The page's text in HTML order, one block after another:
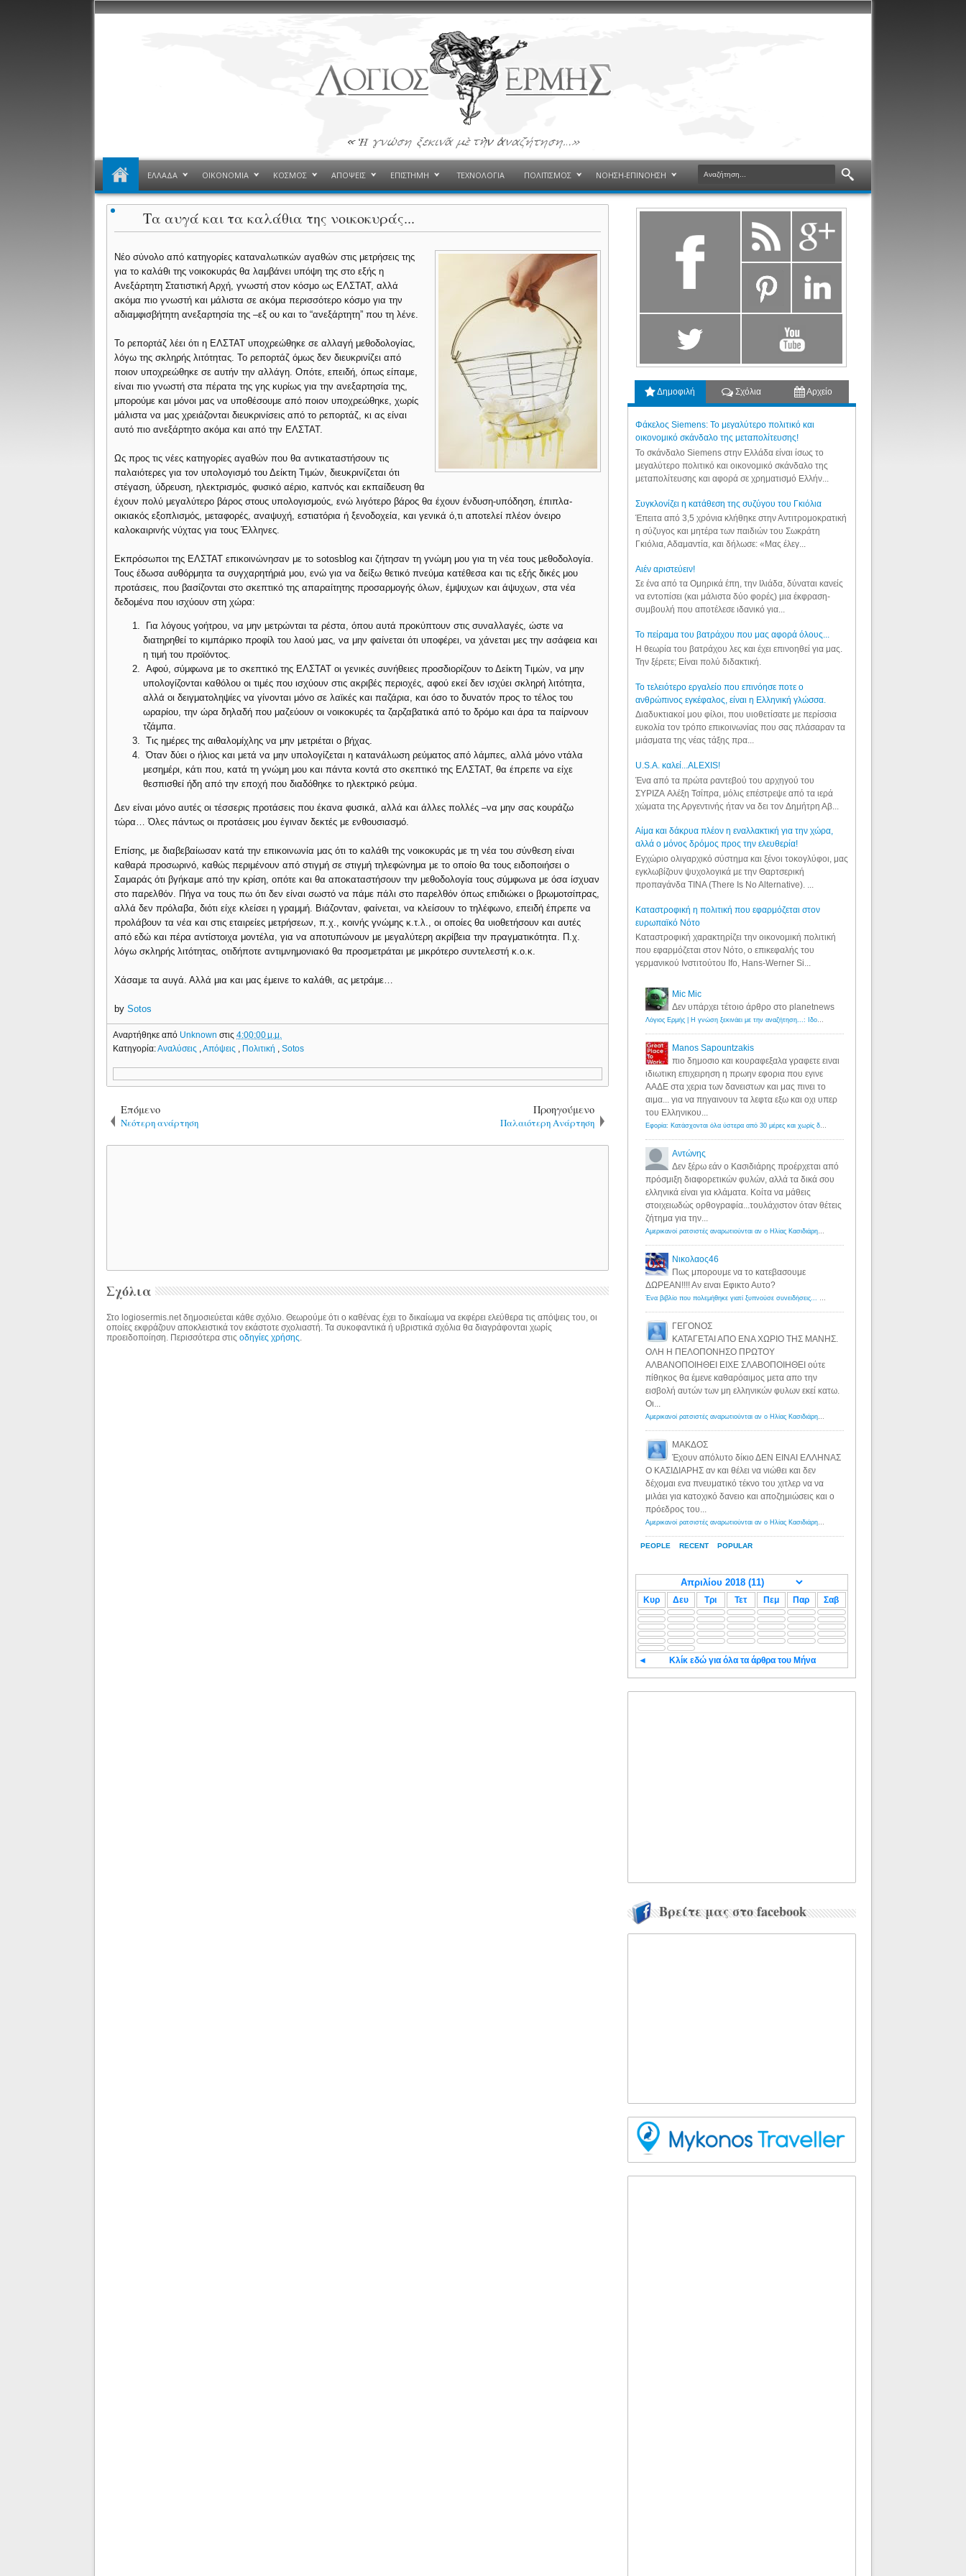
ΕΛΛΑΔΑ ΟΙΚΟΝΟΜΙΑ ΚΟΣΜΟΣ ΑΠΟΨΕΙΣ ΕΠΙΣΤΗΜΗ ΤΕΧΝΟΛΟΓΙΑ ΠΟΛΙΤΙΣΜΟΣ ΝΟΗΣΗ-ΕΠΙΝΟΗΣΗ
Τα αυγά και τα καλάθια της νοικοκυράς...
Νέo σύνολο από κατηγορίες καταναλωτικών αγαθών στις μετρήσεις της
για το καλάθι της νοικοκυράς θα λαμβάνει υπόψη της στο εξής η
Ανεξάρτητη Στατιστική Αρχή, γνωστή στον κόσμο ως ΕΛΣΤΑΤ, αλλά
ακόμα πιο γνωστή και μάλιστα σε ακόμα περισσότερο κόσμο για την
αδιαμφισβήτητη ανεξαρτησία της –εξ ου και το “ανεξάρτητη” που τη λένε.
Το ρεπορτάζ λέει ότι η ΕΛΣΤΑΤ υποχρεώθηκε σε αλλαγή μεθοδολογίας,
λόγω της σκληρής λιτότητας. Το ρεπορτάζ όμως δεν διευκρινίζει από
ποιον υποχρεώθηκε σε αυτήν την αλλάγη. Οπότε, επειδή, όπως είπαμε,
είναι πιο γνωστή στα πέρατα της γης κυρίως για την ανεξαρτησία της,
μπορούμε και μόνοι μας να υποθέσουμε από ποιον υποχρεώθηκε, χωρίς
μάλιστα να μας χρειάζονται διευκρινίσεις από το ρεπορτάζ, κι ας είναι
αυτό πιο ανεξάρτητο ακόμα και από την ΕΛΣΤΑΤ.
Ως προς τις νέες κατηγορίες αγαθών που θα αντικαταστήσουν τις
παλαιότερες για τον υπολογισμό του Δείκτη Τιμών, διευκρινίζεται ότι
στέγαση, ύδρευση, ηλεκτρισμός, φυσικό αέριο, καπνός και εκπαίδευση θα
έχουν πολύ μεγαλύτερο βάρος στους υπολογισμούς, ενώ λιγότερο βάρος θα έχουν ένδυση-υπόδηση, έπιπλα-
οικιακός εξοπλισμός, μεταφορές, αναψυχή, εστιατόρια ή ξενοδοχεία, και γενικά ό,τι αποτελεί πλέον όνειρο
καλοκαιρινής νύχτας για τους Έλληνες.
Εκπρόσωποι της ΕΛΣΤΑΤ επικοινώνησαν με το sotosblog και ζήτησαν τη γνώμη μου για τη νέα τους μεθοδολογία.
Τους έδωσα αυθόρμητα τα συγχαρητήριά μου, ενώ για να δείξω θετικό πνεύμα κατέθεσα και τις εξής δικές μου
προτάσεις, που βασίζονται στο σκεπτικό της απαραίτητης προσαρμογής όλων, έμψυχων και άψυχων, στα νέα
δεδομένα που ισχύουν στη χώρα:
Για λόγους γοήτρου, να μην μετρώνται τα ρέστα, όπου αυτά προκύπτουν στις συναλλαγές, ώστε να
διατηρηθεί το κιμπάρικο προφίλ του λαού μας, να μην φαίνεται ότι υποφέρει, να χάνεται μες την ασάφεια και
η τιμή του προϊόντος.
Αφού, σύμφωνα με το σκεπτικό της ΕΛΣΤΑΤ οι γενικές συνήθειες προσδιορίζουν το Δείκτη Τιμών, να μην
υπολογίζονται καθόλου οι τιμές που ισχύουν στις ακριβές περιοχές, αφού εκεί δεν ισχύει σκληρή λιτότητα,
αλλά οι δειγματοληψίες να γίνονται μόνο σε λαϊκές και παζάρια, και όσο το δυνατόν προς το τέλος του
ωραρίου, την ώρα δηλαδή που μαζεύουν οι νοικοκυρές τα ζαρζαβατικά από το δρόμο και άρα τα παίρνουν
τζάμπα.
Τις ημέρες της αιθαλομίχλης να μην μετριέται ο βήχας.
Όταν δύει ο ήλιος και μετά να μην υπολογίζεται η κατανάλωση ρεύματος από λάμπες, αλλά μόνο ντάλα
μεσημέρι, κάτι που, κατά τη γνώμη μου και πάντα κοντά στο σκεπτικό της ΕΛΣΤΑΤ, θα έπρεπε να είχε
θεσπισθεί ήδη από την εποχή που διαδόθηκε το ηλεκτρικό ρεύμα.
Δεν είναι μόνο αυτές οι τέσσερις προτάσεις που έκανα φυσικά, αλλά και άλλες πολλές –να μην σας κουράζω
τώρα… Όλες πάντως οι προτάσεις μου έγιναν δεκτές με ενθουσιασμό.
Επίσης, με διαβεβαίωσαν κατά την επικοινωνία μας ότι το καλάθι της νοικοκυράς με τη νέα του σύνθεση είναι
καθαρά προσωρινό, καθώς περιμένουν από στιγμή σε στιγμή τηλεφώνημα με το οποίο θα τους ειδοποιήσει ο
Σαμαράς ότι βγήκαμε από την κρίση, οπότε και θα αποκαταστήσουν την μεθοδολογία τους σύμφωνα με όσα ίσχυαν
στο παρελθόν. Πήγα να τους πω ότι δεν είναι σωστό να πάμε πάλι στο παρελθόν όπως επιδιώκει ο βρωμοτσίπρας,
αλλά δεν πρόλαβα, διότι είχε κλείσει η γραμμή. Βιάζονταν, φαίνεται, να κλείσουν το τηλέφωνο, επειδή έπρεπε να
προλάβουν τα νέα και στις εταιρείες μετρήσεων, π.χ., κοινής γνώμης κ.τ.λ., οι οποίες θα υιοθετήσουν και αυτές
από εδώ και πέρα αντίστοιχα μοντέλα, για να αποτυπώνουν με μεγαλύτερη ακρίβεια την πραγματικότητα. Π.χ.
λόγω σκληρής λιτότητας, οτιδήποτε αντιμνημονιακό θα προσμετράται με μικρότερο συντελεστή κ.ο.κ.
Χάσαμε τα αυγά. Αλλά μια και μας έμεινε το καλάθι, ας μετράμε…
bySotos
Αναρτήθηκε από Unknownστις4:00:00 μ.μ.
Κατηγορία:Αναλύσεις ,Απόψεις Πολιτική ,Sotos
Επόμενο
Νεότερη ανάρτηση
Προηγούμενο
Παλαιότερη Ανάρτηση
Σχόλια
Στο logiosermis.net δημοσιεύεται κάθε σχόλιο. Θεωρούμε ότι ο καθένας έχει το δικαίωμα να εκφέρει ελεύθερα τις απόψεις του, οι
οποίες εκφράζουν αποκλειστικά τον εκάστοτε σχολιαστή. Τα συκοφαντικά ή υβριστικά σχόλια θα διαγράφονται χωρίς
προειδοποίηση. Περισσότερα στιςοδηγίες χρήσης
Δημοφιλή Σχόλια Αρχείο
Φάκελος Siemens: Το μεγαλύτερο πολιτικό και
οικονομικό σκάνδαλο της μεταπολίτευσης!
Το σκάνδαλο Siemens στην Ελλάδα είναι ίσως το
μεγαλύτερο πολιτικό και οικονομικό σκάνδαλο της
μεταπολίτευσης και αφορά σε χρηματισμό Ελλήν...
Συγκλονίζει η κατάθεση της συζύγου του Γκιόλια
Έπειτα από 3,5 χρόνια κλήθηκε στην Αντιτρομοκρατική
η σύζυγος και μητέρα των παιδιών του Σωκράτη
Γκιόλια, Αδαμαντία, και δήλωσε: «Μας έλεγ...
Aιέν αριστεύειν!
Σε ένα από τα Ομηρικά έπη, την Ιλιάδα, δύναται κανείς
να εντοπίσει (και μάλιστα δύο φορές) μια έκφραση-
συμβουλή που αποτέλεσε ιδανικό για...
Το πείραμα του βατράχου που μας αφορά όλους...
Η θεωρία του βατράχου λες και έχει επινοηθεί για μας.
Την ξέρετε; Είναι πολύ διδακτική.
Το τελειότερο εργαλείο που επινόησε ποτε ο
ανθρώπινος εγκέφαλος, είναι η Ελληνική γλώσσα.
Διαδυκτιακοί μου φίλοι, που υιοθετίσατε με περίσσια
ευκολία τον τρόπο επικοινωνίας που σας πλάσαραν τα
μιάσματα της νέας τάξης πρα...
U.S.A. καλεί...ALEXIS!
Ένα από τα πρώτα ραντεβού του αρχηγού του
ΣΥΡΙΖΑ Αλέξη Τσίπρα, μόλις επέστρεψε από τα ιερά
χώματα της Αργεντινής ήταν να δει τον Δημήτρη Αβ...
Αίμα και δάκρυα πλέον η εναλλακτική για την χώρα,
αλλά ο μόνος δρόμος προς την ελευθερία!
Εγχώριο ολιγαρχικό σύστημα και ξένοι τοκογλύφοι, μας
εγκλωβίζουν ψυχολογικά με την Θαρτσερική
προπαγάνδα TINA (There Is No Alternative). ...
Καταστροφική η πολιτική που εφαρμόζεται στον
ευρωπαϊκό Νότο
Καταστροφική χαρακτηρίζει την οικονομική πολιτική
που εφαρμόζεται στον Νότο, ο επικεφαλής του
γερμανικού Ινστιτούτου Ifo, Hans-Werner Si...
PEOPLE RECENT POPULAR
Mic Mic
Δεν υπάρχει τέτοιο άρθρο στο planetnews
Λόγιος Ερμής | Η γνώση ξεκινάει με την αναζήτηση...: Ιδού οι 18 που χρωστούν 11 δις ευρώ!
Manos Sapountzakis
πιο δημοσιο και κουραφεξαλα γραφετε ειναι
ιδιωτικη επιχειρηση η πρωην εφορια που εγινε
ΑΑΔΕ στα χερια των δανειστων και μας πινει το
αιμα... για να πηγαινουν τα λεφτα εξω και οχι υπερ
του Ελληνικου...
Εφορία: Κατάσχονται όλα ύστερα από 30 μέρες και χωρίς δικαστικές αποφάσεις - Λόγιος Ερμής
Αντώνης
Δεν ξέρω εάν ο Κασιδιάρης προέρχεται από
πρόσμιξη διαφορετικών φυλών, αλλά τα δικά σου
ελληνικά είναι για κλάματα. Κοίτα να μάθεις
στοιχειωδώς ορθογραφία...τουλάχιστον όταν θέτεις
ζήτημα για την...
Αμερικανοί ρατσιστές αναρωτιούνται αν ο Ηλίας Κασιδιάρης ανήκει στη λευκή φυλή... - Λόγιος Ερμής
Νικολαος46
Πως μπορουμε να το κατεβασουμε
ΔΩΡΕΑΝ!!!! Αν ειναι Εφικτο Αυτο?
Ένα βιβλίο που πολεμήθηκε γιατί ξυπνούσε συνειδήσεις... - Λόγιος Ερμής | Η γνώση ξεκινάει με την αναζήτηση...
ΓΕΓΟΝΟΣ
ΚΑΤΑΓΕΤΑΙ ΑΠΟ ΕΝΑ ΧΩΡΙΟ ΤΗΣ ΜΑΝΗΣ.
ΟΛΗ Η ΠΕΛΟΠΟΝΗΣΟ ΠΡΩΤΟΥ
ΑΛΒΑΝΟΠΟΙΗΘΕΙ ΕΙΧΕ ΣΛΑΒΟΠΟΙΗΘΕΙ ούτε
πίθηκος θα έμενε καθαρόαιμος μετα απο την
εισβολή αυτών των μη ελληνικών φυλων εκεί κατω.
Οι...
Αμερικανοί ρατσιστές αναρωτιούνται αν ο Ηλίας Κασιδιάρης ανήκει στη λευκή φυλή... - Λόγιος Ερμής
ΜΑΚΔΟΣ
Έχουν απόλυτο δίκιο ΔΕΝ ΕΙΝΑΙ ΕΛΛΗΝΑΣ
Ο ΚΑΣΙΔΙΑΡΗΣ αν και θέλει να νιώθει και δεν
δέχομαι ενα πνευματικό τέκνο του χιτλερ να να
μιλάει για κατοχικό δανειο και αποζημιώσεις και ο
πρόεδρος του...
Αμερικανοί ρατσιστές αναρωτιούνται αν ο Ηλίας Κασιδιάρης ανήκει στη λευκή φυλή... - Λόγιος Ερμής
Κυρ Δευ Τρι Τετ Πεμ Παρ Σαβ
◄ Κλίκ εδώ για όλα τα άρθρα του Μήνα
Βρείτε μας στο facebook